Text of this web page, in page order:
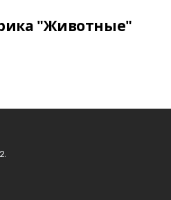
"Животные"